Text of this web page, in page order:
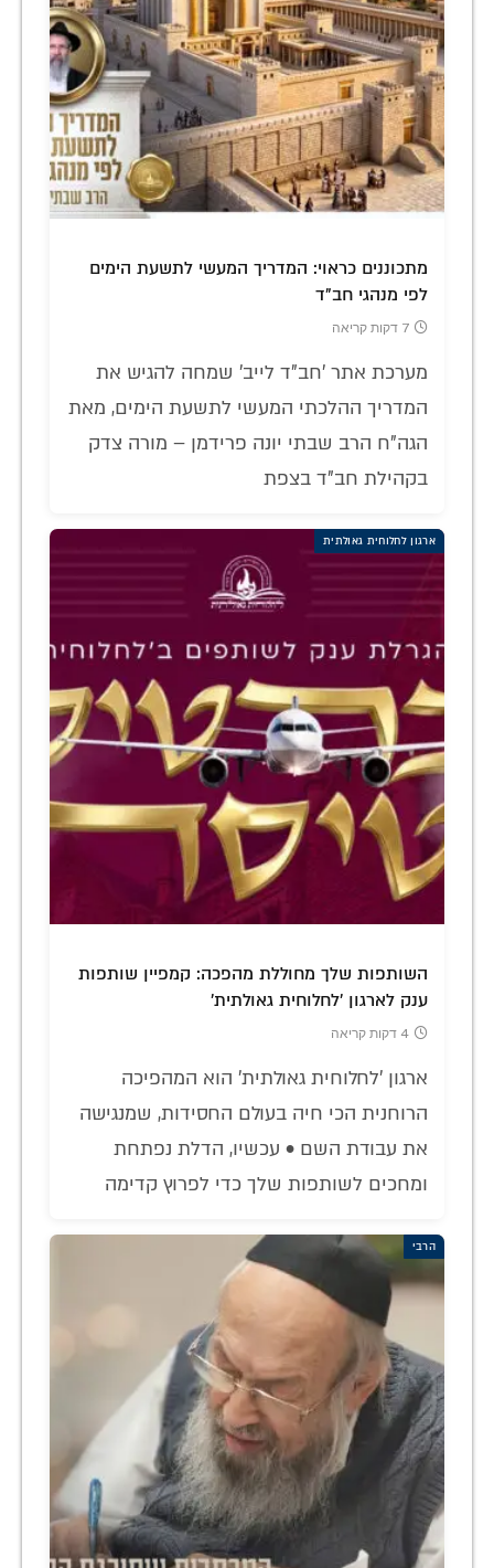
מתכוננים כראוי: המדריך המעשי לתשעת הימים
לפי מנהגי חב"ד
7 דקות קריאה
מערכת אתר 'חב"ד לייב' שמחה להגיש את
המדריך ההלכתי המעשי לתשעת הימים, מאת
הגה"ח הרב שבתי יונה פרידמן – מורה צדק
בקהילת חב"ד בצפת
ארגון לחלוחית גאולתית
השותפות שלך מחוללת מהפכה: קמפיין שותפות
ענק לארגון 'לחלוחית גאולתית'
4 דקות קריאה
ארגון 'לחלוחית גאולתית' הוא המהפיכה
הרוחנית הכי חיה בעולם החסידות, שמנגישה
את עבודת השם • עכשיו, הדלת נפתחת
ומחכים לשותפות שלך כדי לפרוץ קדימה
הרבי